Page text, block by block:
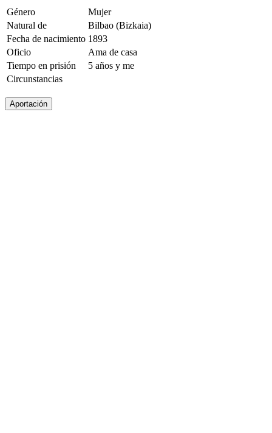
Género
Mujer
Natural de
Bilbao (Bizkaia)
Fecha de nacimiento 1893
Oficio
Ama de casa
Tiempo en prisión
5 años y me
Circunstancias